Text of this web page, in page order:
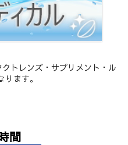
トレンズ・サプリメント・ル
ます。
間